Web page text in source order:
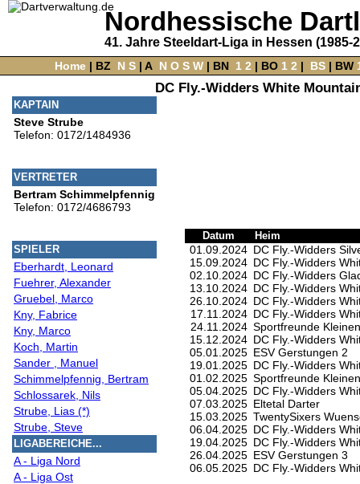
Nordhessische
41. Jahre Steeldart-Liga in Hessen (1985-
Home‌ | BZ N S‌ | A‌ N O S W‌ | BN‌ 1 2 | BO‌ 1 2 | BS| BW‌
DC Fly.-Widders White
KAPTAIN
Steve Strube
Telefon: 0172/1484936
VERTRETER
Bertram Schimmelpfennig
Telefon: 0172/4686793
SPIELER
Eberhardt, Leonard
Fuehrer, Alexander
Gruebel, Marco
Kny, Fabrice
Kny, Marco
Koch, Martin
Sander , Manuel
Schimmelpfennig, Bertram
Schlossarek, Nils
Strube, Lias (*)
Strube, Steve
LIGABEREICHE...
A - Liga Nord
A - Liga Ost
Datum Heim
01.09.2024 DC Fly.-Widders
15.09.2024 DC Fly.-Widders
02.10.2024 DC Fly.-Widders
13.10.2024 DC Fly.-Widders
26.10.2024 DC Fly.-Widders
17.11.2024 DC Fly.-Widders
24.11.2024 Sportfreunde
15.12.2024 DC Fly.-Widders
05.01.2025 ESV Gerstungen 2
19.01.2025 DC Fly.-Widders
01.02.2025 Sportfreunde
05.04.2025 DC Fly.-Widders
07.03.2025 Eltetal Darter
15.03.2025 TwentySixers
06.04.2025 DC Fly.-Widders
19.04.2025 DC Fly.-Widders
26.04.2025 ESV Gerstungen 3
06.05.2025 DC Fly.-Widders